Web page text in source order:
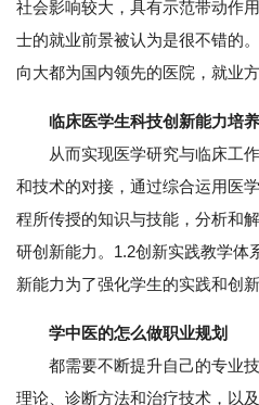
社会影响较大，具有示范带动作
士的就业前景被认为是很不错的
向大都为国内领先的医院，就业
临床医学生科技创新能力培
从而实现医学研究与临床工作
和技术的对接，通过综合运用医
程所传授的知识与技能，分析和
研创新能力。1.2创新实践教学体
新能力为了强化学生的实践和创
学中医的怎么做职业规划
都需要不断提升自己的专业技
理论、诊断方法和治疗技术，以